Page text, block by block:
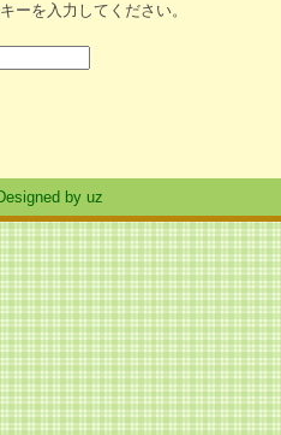
ーを入力してください。
by uz